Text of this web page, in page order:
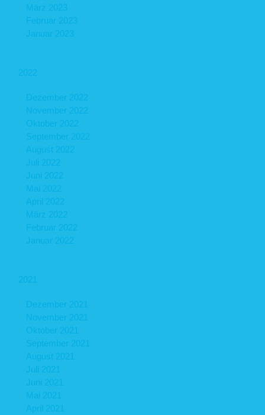
März 2023
Februar 2023
Januar 2023
2022
Dezember 2022
November 2022
Oktober 2022
September 2022
August 2022
Juli 2022
Juni 2022
Mai 2022
April 2022
März 2022
Februar 2022
Januar 2022
2021
Dezember 2021
November 2021
Oktober 2021
September 2021
August 2021
Juli 2021
Juni 2021
Mai 2021
April 2021